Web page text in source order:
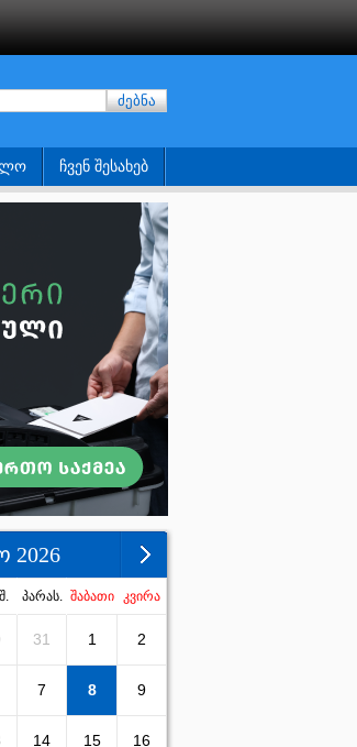
ძებნა
ᲩᲕᲔᲜ ᲨᲔᲡᲐᲮᲔᲑ
2026
პარას. შაბათი კვირა
31 1 2
7 8 9
14 15 16